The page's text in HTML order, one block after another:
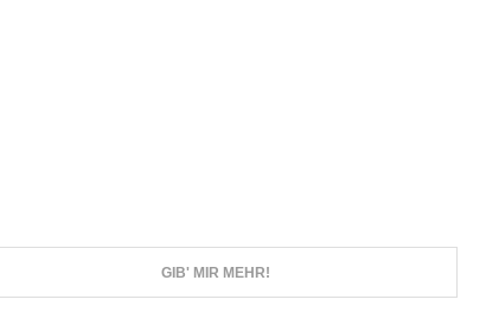
GIB' MIR MEHR!